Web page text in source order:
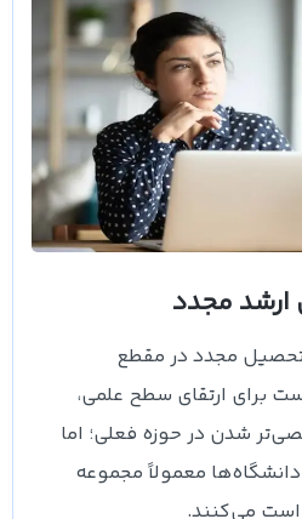
ارشد مجدد
تحصیل مجدد در مقطع
برای ارتقای سطح علمی،
شدن در حوزه فعلی؛ اما
معمولاً مجموعه
می‌کنند.